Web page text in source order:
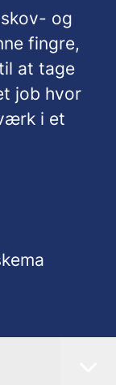
og
fingre,
at tage
job hvor
i et